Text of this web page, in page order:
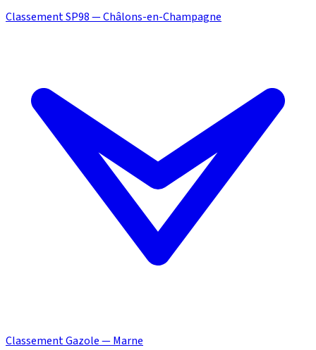
Classement SP98 — Châlons-en-Champagne
Classement Gazole — Marne